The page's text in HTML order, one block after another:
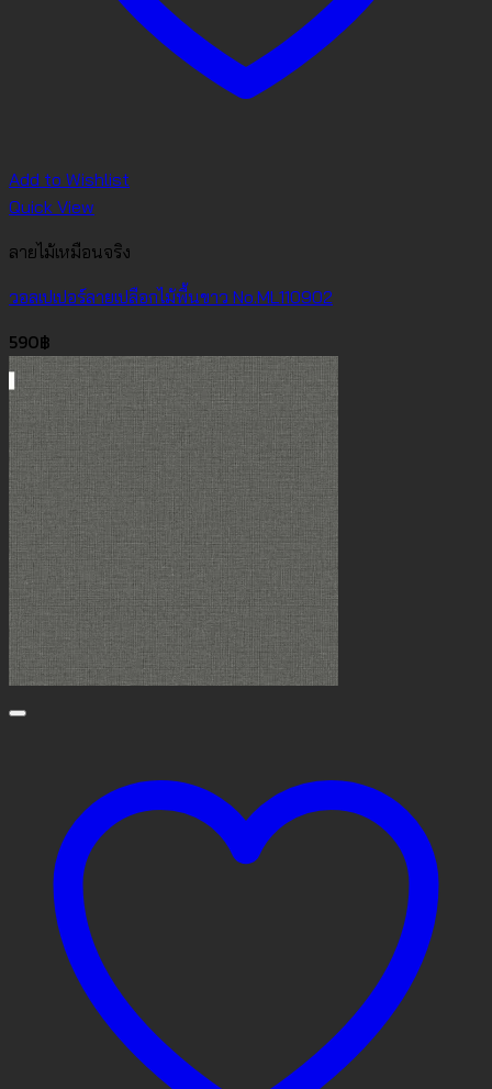
Add to Wishlist
Quick View
ลายไม้เหมือนจริง
วอลเปเปอร์ลายเปลือกไม้พื้นขาว No.ML110902
590฿